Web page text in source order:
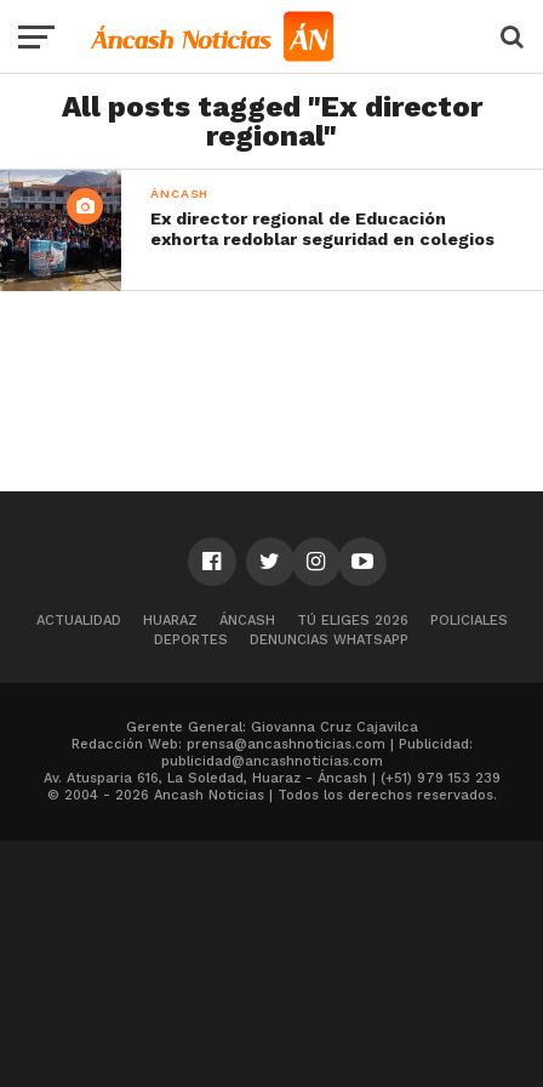
All posts tagged "Ex director
regional"
ÁNCASH
Ex director regional de Educación
exhorta redoblar seguridad en colegios
ACTUALIDAD HUARAZ ÁNCASH TÚ ELIGES 2026
POLICIALES
DEPORTES
DENUNCIAS WHATSAPP
Gerente General: Giovanna Cruz Cajavilca
Redacción Web: prensa@ancashnoticias.com | Publicidad:
publicidad@ancashnoticias.com
Av. Atusparia 616, La Soledad, Huaraz - Áncash | (+51) 979 153 239
© 2004 - 2026 Ancash Noticias | Todos los derechos reservados.